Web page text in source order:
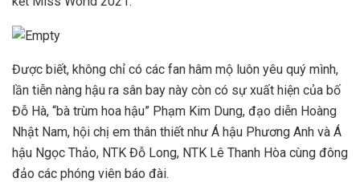
Được biết, không chỉ có các fan hâm mộ luôn yêu quý mình,
lần tiễn nàng hậu ra sân bay này còn có sự xuất hiện của bố
Đỗ Hà, “bà trùm hoa hậu” Phạm Kim Dung, đạo diễn Hoàng
Nhật Nam, hội chị em thân thiết như Á hậu Phương Anh và Á
hậu Ngọc Thảo, NTK Đỗ Long, NTK Lê Thanh Hòa cùng đông
đảo các phóng viên báo đài.